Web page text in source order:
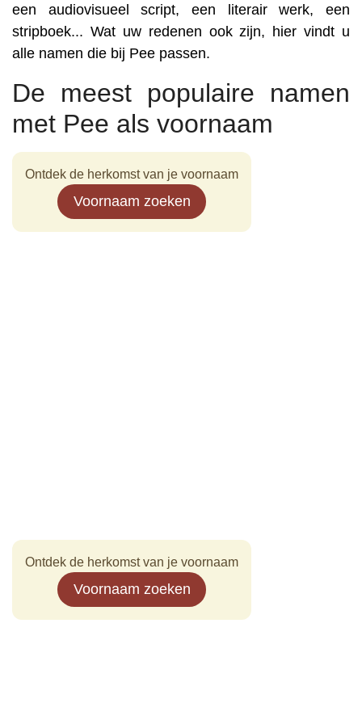
een audiovisueel script, een literair werk, een
stripboek... Wat uw redenen ook zijn, hier vindt u
alle namen die bij Pee passen.
De meest populaire namen
met Pee als voornaam
Ontdek de herkomst van je voornaam
Voornaam zoeken
Ontdek de herkomst van je voornaam
Voornaam zoeken